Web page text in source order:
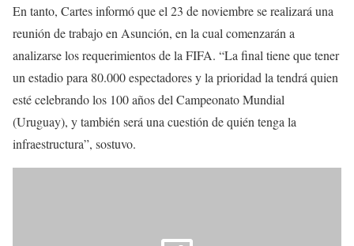
En tanto, Cartes informó que el 23 de noviembre se realizará una
reunión de trabajo en Asunción, en la cual comenzarán a
analizarse los requerimientos de la FIFA. “La final tiene que tener
un estadio para 80.000 espectadores y la prioridad la tendrá quien
esté celebrando los 100 años del Campeonato Mundial
(Uruguay), y también será una cuestión de quién tenga la
infraestructura”, sostuvo.